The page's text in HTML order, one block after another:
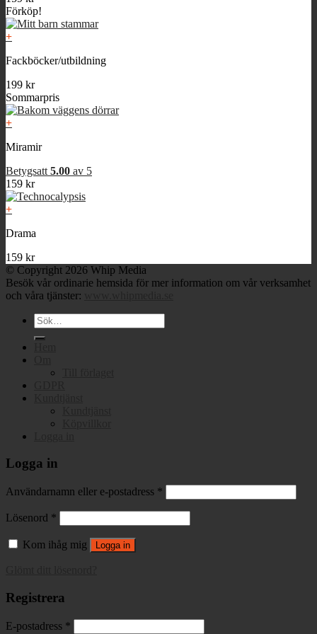
Förköp!
+
Fackböcker/utbildning
199 kr
Sommarpris
+
Miramir
Betygsatt 5.00 av 5
159 kr
+
Drama
159 kr
© Copyright 2026 Whip Media
Besök vår ordinarie hemsida för mer information om vår verksamhet
och våra tjänster:
Sök
efter:
Logga in
Användarnamn eller e-postadress *
Lösenord *
Kom ihåg mig Logga in
Registrera
E-postadress *